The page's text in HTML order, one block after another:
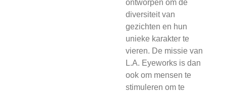
ontworpen om de
diversiteit van
gezichten en hun
unieke karakter te
vieren. De missie van
L.A. Eyeworks is dan
ook om mensen te
stimuleren om te